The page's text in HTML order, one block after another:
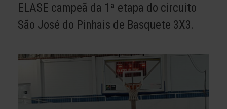
ELASE campeã da 1ª etapa do circuito
São José do Pinhais de Basquete 3X3.